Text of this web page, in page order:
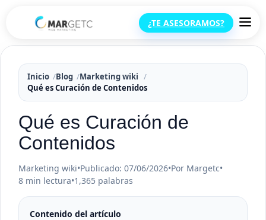
¿TE ASESORAMOS?
Inicio Blog
Marketing wiki
Qué es Curación de Contenidos
Qué es Curación de
Contenidos
Marketing wiki•Publicado: 07/06/2026•Por Margetc•
8 min lectura•1,365 palabras
Contenido del artículo